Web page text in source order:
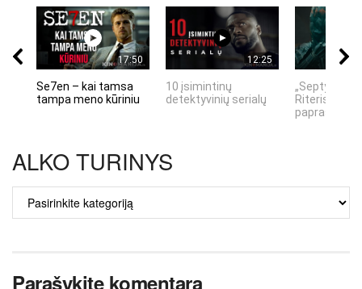
17:50
Se7en – kai tamsa
tampa meno kūriniu
12:25
10 įsimintinų
detektyvinių serialų
„Septynių
Riteris" – kai
ALKO TURINYS
ALKO
TURINYS
Parašykite komentarą